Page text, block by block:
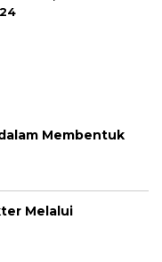
Membentuk
Melalui